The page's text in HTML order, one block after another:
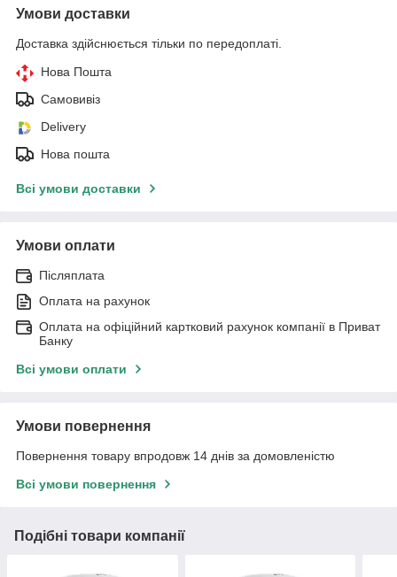
Умови доставки
Доставка здійснюється тільки по передоплаті.
Нова Пошта
Самовивіз
Delivery
Нова пошта
Всі умови доставки
Умови оплати
Післяплата
Оплата на рахунок
Оплата на офіційний картковий рахунок компанії в Приват
Банку
Всі умови оплати
Умови повернення
Повернення товару впродовж 14 днів за домовленістю
Всі умови повернення
Подібні товари компанії